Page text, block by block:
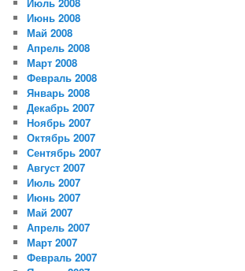
Июнь 2008
Май 2008
Апрель 2008
Март 2008
Февраль 2008
Январь 2008
Декабрь 2007
Ноябрь 2007
Октябрь 2007
Сентябрь 2007
Август 2007
Июль 2007
Июнь 2007
Май 2007
Апрель 2007
Март 2007
Февраль 2007